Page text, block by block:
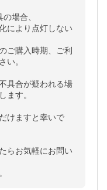
場合、
により点灯しない
ご購入時期、ご利
い。
具合が疑われる場
ます。
けますと幸いで
らお気軽にお問い